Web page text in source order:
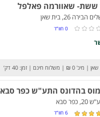
ששת- שאוורמה פאלפל
הבירה 26, בית שאן
0 חוו”ד
שאן | מינ' 0 ₪ | משלוח חינם | זמן: 40 דק’
בהדונס התע"ש כפר סבא
כפר סבא
6 חוו”ד